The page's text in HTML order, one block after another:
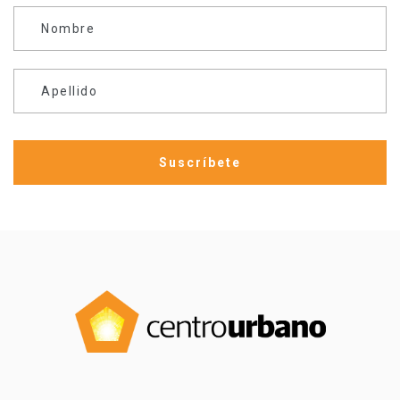
Nombre
Apellido